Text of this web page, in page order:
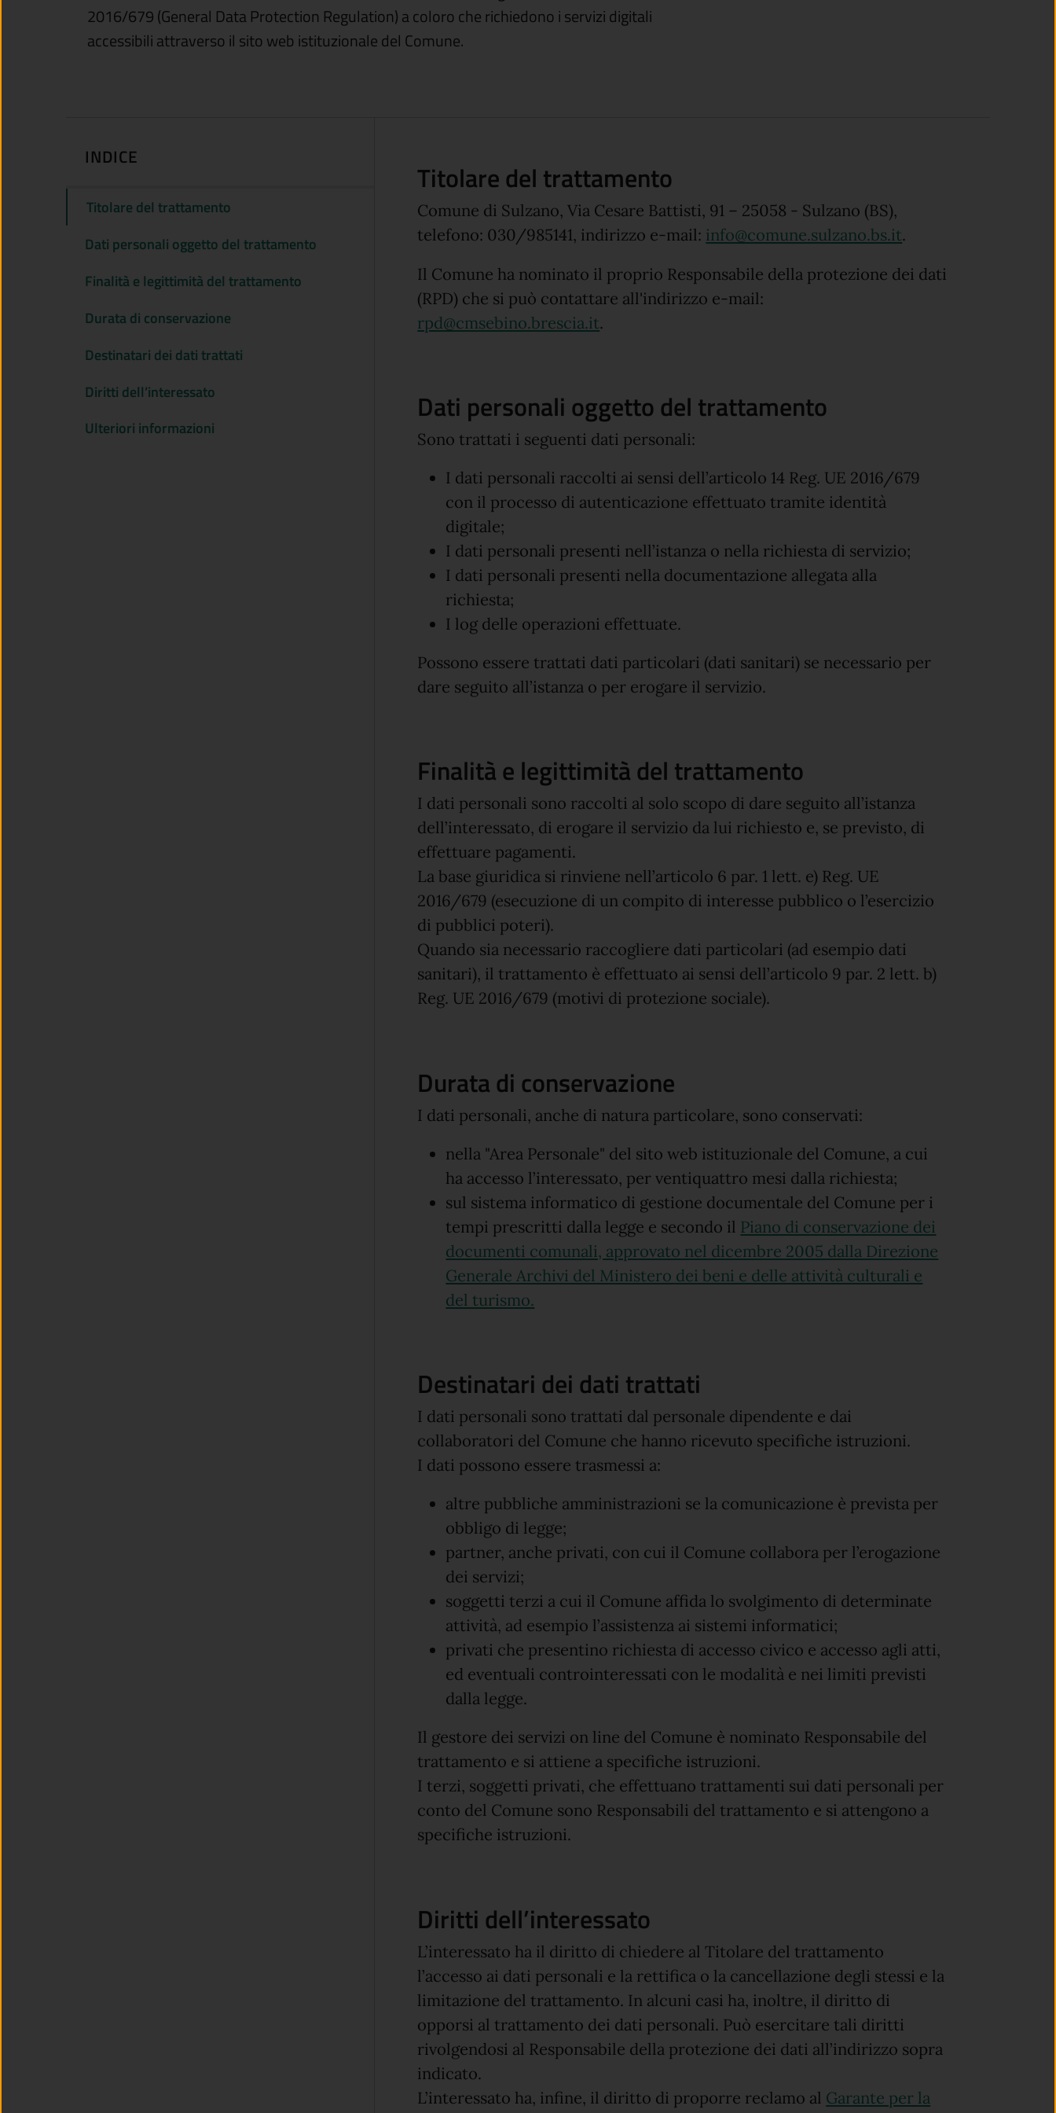
2016/679 (General Data Protection Regulation) a coloro che richiedono i servizi digitali
accessibili attraverso il sito web istituzionale del Comune.
INDICE
Titolare del trattamento
Dati personali oggetto del trattamento
Finalità e legittimità del trattamento
Durata di conservazione
Destinatari dei dati trattati
Diritti dell’interessato
Ulteriori informazioni
Titolare del trattamento
Comune di Sulzano, Via Cesare Battisti, 91 – 25058 - Sulzano (BS),
telefono: 030/985141, indirizzo e-mail: info@comune.sulzano.bs.it.
Il Comune ha nominato il proprio Responsabile della protezione dei dati
(RPD) che si può contattare all'indirizzo e-mail:
rpd@cmsebino.brescia.it.
Dati personali oggetto del trattamento
Sono trattati i seguenti dati personali:
I dati personali raccolti ai sensi dell’articolo 14 Reg. UE 2016/679
con il processo di autenticazione effettuato tramite identità
digitale;
I dati personali presenti nell’istanza o nella richiesta di servizio;
I dati personali presenti nella documentazione allegata alla
richiesta;
I log delle operazioni effettuate.
Possono essere trattati dati particolari (dati sanitari) se necessario per
dare seguito all’istanza o per erogare il servizio.
Finalità e legittimità del trattamento
I dati personali sono raccolti al solo scopo di dare seguito all’istanza
dell’interessato, di erogare il servizio da lui richiesto e, se previsto, di
effettuare pagamenti.
La base giuridica si rinviene nell’articolo 6 par. 1 lett. e) Reg. UE
2016/679 (esecuzione di un compito di interesse pubblico o l’esercizio
di pubblici poteri).
Quando sia necessario raccogliere dati particolari (ad esempio dati
sanitari), il trattamento è effettuato ai sensi dell’articolo 9 par. 2 lett. b)
Reg. UE 2016/679 (motivi di protezione sociale).
Durata di conservazione
I dati personali, anche di natura particolare, sono conservati:
nella "Area Personale" del sito web istituzionale del Comune, a cui
ha accesso l’interessato, per ventiquattro mesi dalla richiesta;
sul sistema informatico di gestione documentale del Comune per i
tempi prescritti dalla legge e secondo il Piano di conservazione dei
documenti comunali, approvato nel dicembre 2005 dalla Direzione
Generale Archivi del Ministero dei beni e delle attività culturali e
del turismo.
Destinatari dei dati trattati
I dati personali sono trattati dal personale dipendente e dai
collaboratori del Comune che hanno ricevuto specifiche istruzioni.
I dati possono essere trasmessi a:
altre pubbliche amministrazioni se la comunicazione è prevista per
obbligo di legge;
partner, anche privati, con cui il Comune collabora per l’erogazione
dei servizi;
soggetti terzi a cui il Comune affida lo svolgimento di determinate
attività, ad esempio l’assistenza ai sistemi informatici;
privati che presentino richiesta di accesso civico e accesso agli atti,
ed eventuali controinteressati con le modalità e nei limiti previsti
dalla legge.
Il gestore dei servizi on line del Comune è nominato Responsabile del
trattamento e si attiene a specifiche istruzioni.
I terzi, soggetti privati, che effettuano trattamenti sui dati personali per
conto del Comune sono Responsabili del trattamento e si attengono a
specifiche istruzioni.
Diritti dell’interessato
L’interessato ha il diritto di chiedere al Titolare del trattamento
l’accesso ai dati personali e la rettifica o la cancellazione degli stessi e la
limitazione del trattamento. In alcuni casi ha, inoltre, il diritto di
opporsi al trattamento dei dati personali. Può esercitare tali diritti
rivolgendosi al Responsabile della protezione dei dati all’indirizzo sopra
indicato.
L’interessato ha, infine, il diritto di proporre reclamo al Garante per la